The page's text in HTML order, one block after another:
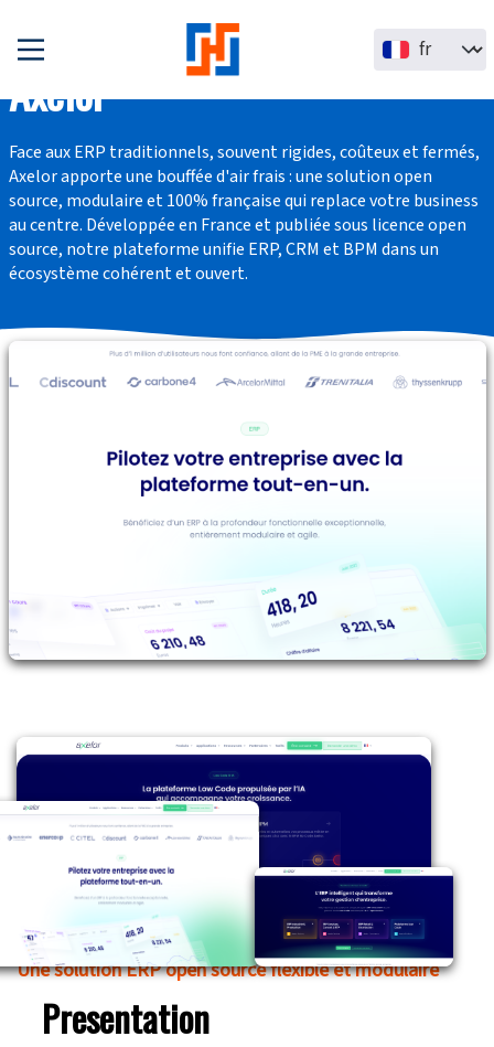
Select your
Axelor
Face aux ERP traditionnels, souventrigides, coûteux et fermés,
Axelor apporte une bouffée d'air frais : une solutionopen
source, modulaire et 100% françaisequi replace votre business
au centre. Développée en France et publiée sous licence open
source, notre plateforme unifie ERP, CRM et BPM dans un
écosystème cohérent et ouvert.
Une solution ERP open source flexible et modulaire
Presentation